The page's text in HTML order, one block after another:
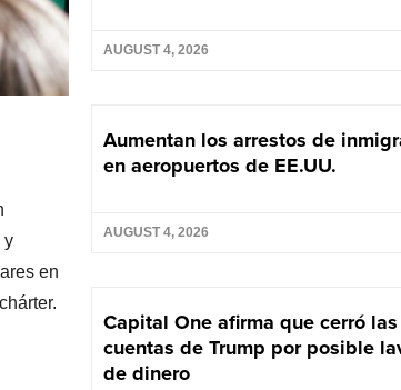
AUGUST 4, 2026
Aumentan los arrestos de
en aeropuertos de EE.UU.
AUGUST 4, 2026
Capital One afirma que cerró las
cuentas de Trump por posible
de dinero
y
en